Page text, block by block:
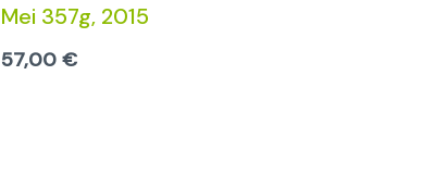
Mei 357g, 2015
57,00 €